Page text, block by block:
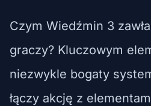
Czym Wiedźmin 3
graczy? Kluczowym
niezwykle bogaty
łączy akcję z